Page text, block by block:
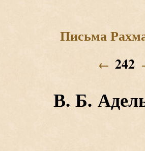
Письма
← 242
В. Б.